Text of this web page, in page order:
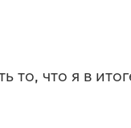
то, что я в